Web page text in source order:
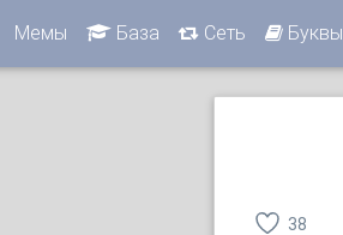
Мемы База Сеть Буквы
38